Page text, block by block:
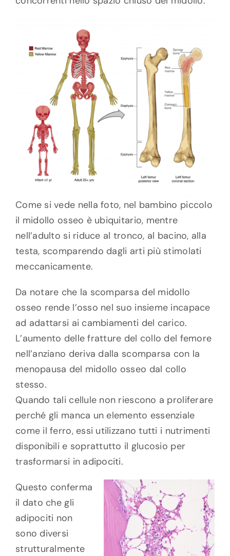
Come si vede nella foto, nel bambino piccolo
il midollo osseo è ubiquitario, mentre
nell’adulto si riduce al tronco, al bacino, alla
testa, scomparendo dagli arti più stimolati
meccanicamente.
Da notare che la scomparsa del midollo
osseo rende l’osso nel suo insieme incapace
ad adattarsi ai cambiamenti del carico.
L’aumento delle fratture del collo del femore
nell’anziano deriva dalla scomparsa con la
menopausa del midollo osseo dal collo
stesso.
Quando tali cellule non riescono a proliferare
perché gli manca un elemento essenziale
come il ferro, essi utilizzano tutti i nutrimenti
disponibili e soprattutto il glucosio per
trasformarsi in adipociti.
Questo conferma
il dato che gli
adipociti non
sono diversi
strutturalmente